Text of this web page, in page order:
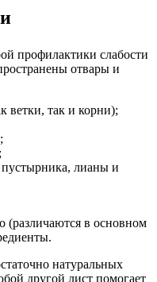
профилактики слабости
отвары и
ветки, так и корни);
лианы и
(различаются в основном
натуральных
другой лист помогает